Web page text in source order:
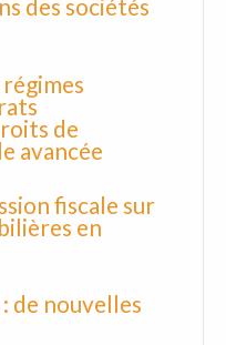
des sociétés
de
avancée
fiscale sur
en
de nouvelles